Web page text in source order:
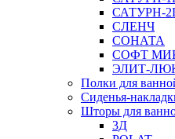
САТУРН-
СЛЕНЧ
СОНАТА
СОФТ
ЭЛИТ-
Полки для
Сиденья-
Шторы для
3Д